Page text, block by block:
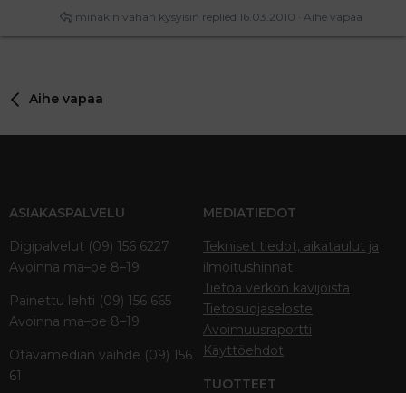
Aihe vapaa
16.03.2010
minäkin vähän kysyisin
Aihe vapaa
ASIAKASPALVELU
Digipalvelut (09) 156 6227
Avoinna ma–pe 8–19
Painettu lehti (09) 156 665
Avoinna ma–pe 8–19
Otavamedian vaihde (09) 156
61
MEDIATIEDOT
Tekniset tiedot, aikataulut ja
ilmoitushinnat
Tietoa verkon kävijöistä
Tietosuojaseloste
Avoimuusraportti
Käyttöehdot
TUOTTEET